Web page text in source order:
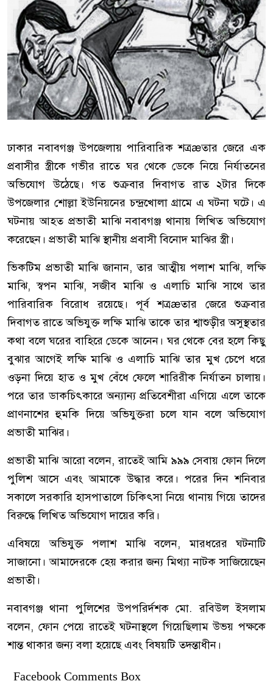
ঢাকার নবাবগঞ্জ উপজেলায় পারিবারিক শত্রæতার জেরে এক
প্রবাসীর স্ত্রীকে গভীর রাতে ঘর থেকে ডেকে নিয়ে নির্যাতনের
অভিযোগ উঠেছে। গত শুক্রবার দিবাগত রাত ২টার দিকে
উপজেলার শোল্লা ইউনিয়নের চন্দ্রখোলা গ্রামে এ ঘটনা ঘটে। এ
ঘটনায় আহত প্রভাতী মাঝি নবাবগঞ্জ থানায় লিখিত অভিযোগ
করেছেন। প্রভাতী মাঝি স্থানীয় প্রবাসী বিনোদ মাঝির স্ত্রী।
ভিকটিম প্রভাতী মাঝি জানান, তার আত্মীয় পলাশ মাঝি, লক্ষি
মাঝি, স্বপন মাঝি, সজীব মাঝি ও এলাচি মাঝি সাথে তার
পারিবারিক বিরোধ রয়েছে। পূর্ব শত্রæতার জেরে শুক্রবার
দিবাগত রাতে অভিযুক্ত লক্ষি মাঝি তাকে তার শ্বাশুড়ীর অসুস্থতার
কথা বলে ঘরের বাহিরে ডেকে আনেন। ঘর থেকে বের হলে কিছু
বুঝার আগেই লক্ষি মাঝি ও এলাচি মাঝি তার মুখ চেপে ধরে
ওড়না দিয়ে হাত ও মুখ বেঁধে ফেলে শারিরীক নির্যাতন চালায়।
পরে তার ডাকচিৎকারে অন্যান্য প্রতিবেশীরা এগিয়ে এলে তাকে
প্রাণনাশের হুমকি দিয়ে অভিযুক্তরা চলে যান বলে অভিযোগ
প্রভাতী মাঝির।
প্রভাতী মাঝি আরো বলেন, রাতেই আমি ৯৯৯ সেবায় ফোন দিলে
পুলিশ আসে এবং আমাকে উদ্ধার করে। পরের দিন শনিবার
সকালে সরকারি হাসপাতালে চিকিৎসা নিয়ে থানায় গিয়ে তাদের
বিরুদ্ধে লিখিত অভিযোগ দায়ের করি।
এবিষয়ে অভিযুক্ত পলাশ মাঝি বলেন, মারধরের ঘটনাটি
সাজানো। আমাদেরকে হেয় করার জন্য মিথ্যা নাটক সাজিয়েছেন
প্রভাতী।
নবাবগঞ্জ থানা পুলিশের উপপরির্দশক মো. রবিউল ইসলাম
বলেন, ফোন পেয়ে রাতেই ঘটনাস্থলে গিয়েছিলাম উভয় পক্ষকে
শান্ত থাকার জন্য বলা হয়েছে এবং বিষয়টি তদন্তাধীন।
Facebook Comments Box